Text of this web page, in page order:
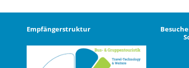
Empfängerstruktur